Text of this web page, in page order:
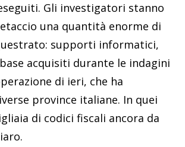
Gli investigatori stanno
una quantità enorme di
supporti informatici,
acquisiti durante le indagini
di ieri, che ha
province italiane. In quei
di codici fiscali ancora da